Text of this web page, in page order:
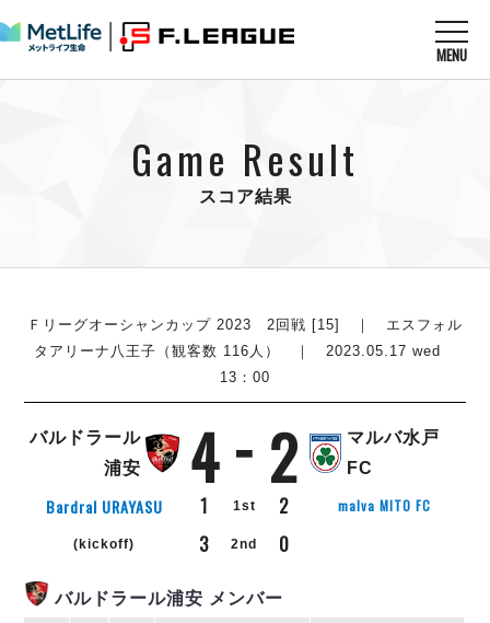
MENU
すべてのニュース
U-23選抜
チケット
メディア情報
試合を観る MATCHES
順位表
戦績表
警告・退場・出場停止選手
個人ランキング｜シュート
個人ランキング｜シュート成功率
個人ランキング｜第2PK
メットライフ生命Ｆ２リーグ
バルドラール浦安
フウガドールすみだ
しながわシティ
立川アスレティックFC
ペスカドーラ町田
湘南ベルマーレ
名古屋オーシャンズ
チケットを買う TICKET
アリーナ情報
ABOUT US
リーグ概要
Game Result
スコア結果
Ｆリーグオーシャンカップ 2023 2回戦 [15] ｜ エスフォル
タアリーナ八王子（観客数 116人） ｜ 2023.05.17 wed
13：00
バルドラール
浦安
4 2
マルバ水戸
FC
Bardral URAYASU 1 1st 2 malva MITO FC
(kickoff) 3 2nd
0
バルドラール浦安 メンバー